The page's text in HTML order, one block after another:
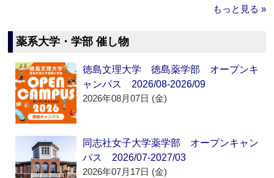
もっと見る »
薬系大学・学部 催し物
徳島文理大学 徳島薬学部 オープンキ
ャンパス 2026/08-2026/09
2026年08月07日 (金)
同志社女子大学薬学部 オープンキャン
パス 2026/07-2027/03
2026年07月17日 (金)